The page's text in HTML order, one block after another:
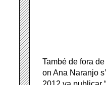
També de fora
on Ana Naranjo